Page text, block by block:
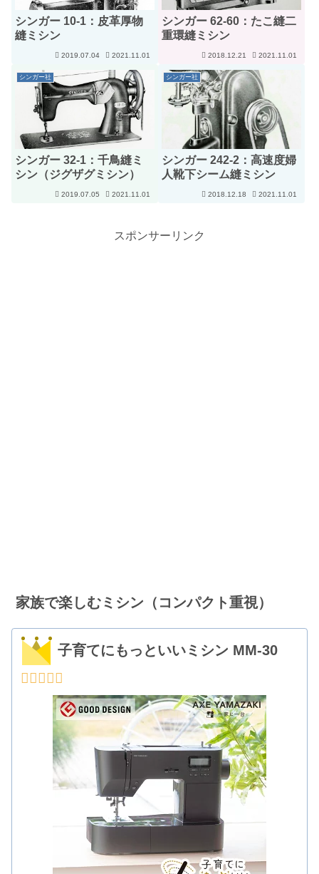
シンガー 10-1：皮革厚物
縫ミシン
2019.07.04 2021.11.01
シンガー 62-60：たこ縫二
重環縫ミシン
2018.12.21 2021.11.01
シンガー社
シンガー 32-1：千鳥縫ミ
シン（ジグザグミシン）
2019.07.05 2021.11.01
シンガー社
シンガー 242-2：高速度婦
人靴下シーム縫ミシン
2018.12.18 2021.11.01
スポンサーリンク
家族で楽しむミシン（コンパクト重視）
子育てにもっといいミシン MM-30